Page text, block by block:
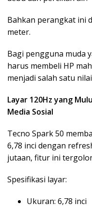
Bahkan perangkat ini
meter.
Bagi pengguna muda
harus membeli HP
menjadi salah satu
Layar 120Hz yang
Media Sosial
Tecno Spark 50
6,78 inci dengan
jutaan, fitur ini
Spesifikasi layar:
Ukuran: 6,78 inci